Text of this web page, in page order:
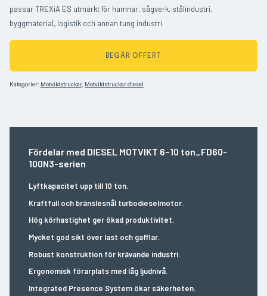
passar TREXiA ES utmärkt för hamnar, sågverk, stålindustri,
byggmaterial, logistik och annan tung industri.
BEGÄR OFFERT
Kategorier: Motviktstruckar, Motviktstruckar diesel
Fördelar med DIESEL MOTVIKT 6–10 ton_FD60-
100N3-serien
Lyftkapacitet upp till 10 ton.
Kraftfull och bränslesnål turbodieselmotor.
Hög körhastighet ger ökad produktivitet.
Mycket god sikt över last och gafflar.
Robust konstruktion för krävande industri.
Ergonomisk förarplats med låg ljudnivå.
Integrated Presence System ökar säkerheten.